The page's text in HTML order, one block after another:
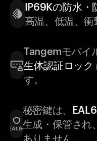
IP69Kの防水・
高温、低温、衝
Tangemモバイ
生体認証ロック
す。
秘密鍵は、
生成・保管され
ありません。